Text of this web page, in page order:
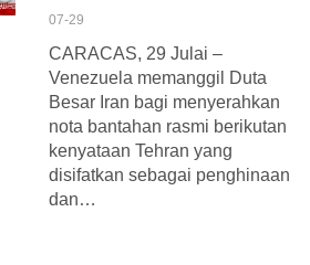
07-29
CARACAS, 29 Julai –
Venezuela memanggil Duta
Besar Iran bagi menyerahkan
nota bantahan rasmi berikutan
kenyataan Tehran yang
disifatkan sebagai penghinaan
dan…